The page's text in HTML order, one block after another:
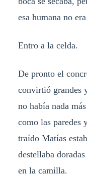
esa humana no
Entro a la celda.
De pronto el
convirtió grandes
no había nada
como las paredes
traído Matías
destellaba
en la camilla.